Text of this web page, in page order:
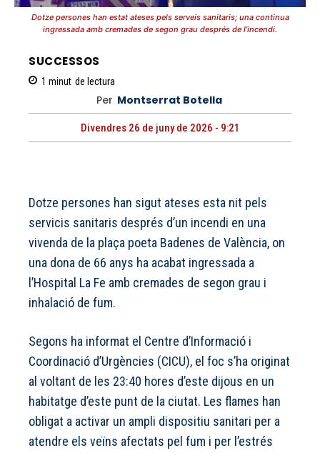
Dotze persones han estat ateses pels serveis sanitaris; una continua
ingressada amb cremades de segon grau després de l’incendi.
SUCCESSOS
1 minut de lectura
Per Montserrat Botella
Divendres 26 de juny de 2026 - 9:21
Dotze persones han sigut ateses esta nit pels
servicis sanitaris després d’un incendi en una
vivenda de la plaça poeta Badenes de València, on
una dona de 66 anys ha acabat ingressada a
l’Hospital La Fe amb cremades de segon grau i
inhalació de fum.
Segons ha informat el Centre d’Informació i
Coordinació d’Urgències (CICU), el foc s’ha originat
al voltant de les 23:40 hores d’este dijous en un
habitatge d’este punt de la ciutat. Les flames han
obligat a activar un ampli dispositiu sanitari per a
atendre els veïns afectats pel fum i per l’estrés